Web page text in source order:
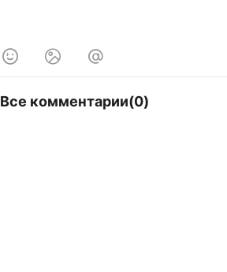
  
Все комментарии(0)